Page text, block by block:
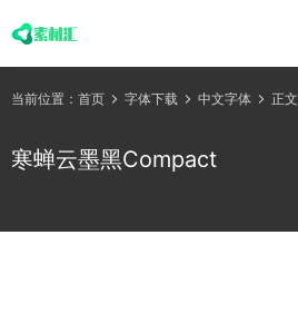
当前位置： 首页 字体下载 中文字体 正文
寒蝉云墨黑Compact